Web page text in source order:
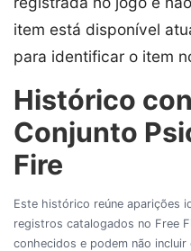
item está disponível
para identificar o item
Histórico
Conjunto
Fire
Este histórico reúne aparições
registros catalogados no Free
conhecidos e podem não